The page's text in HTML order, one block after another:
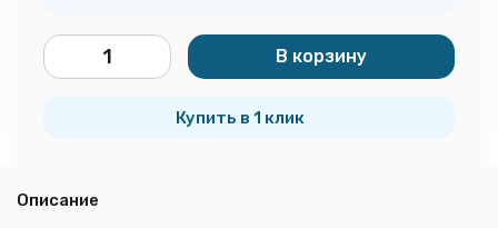
В корзину
Купить в 1 клик
Описание